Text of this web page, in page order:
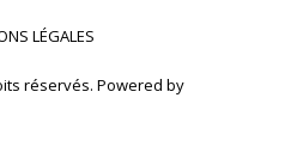
LÉGALES
réservés. Powered by